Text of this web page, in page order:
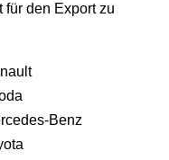
für den Export zu
Benz